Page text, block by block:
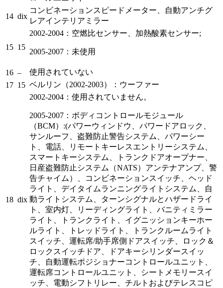
14 dix
コンビネーションスピードメーター、自動アンチグ
レアインテリアミラー
15 15
2002-2004：空燃比センサー、加熱酸素センサー;
2005-2007：未使用
16 –
使用されていない
17 15 ベルリン（2002-2003）：ウーファー
18 dix
2002-2004：使用されていません。
2005-2007：ボディコントロールモジュール
（BCM）:(パワーウィンドウ、パワードアロック、
サンルーフ、盗難防止警告システム、パワーシー
ト、電話、リモートキーレスエントリーシステム、
スマートキーシステム、トランクドアオープナー、
日産盗難防止システム（NATS）アンテナアンプ、警
告チャイム）、コンビネーションスイッチ、ヘッド
ライト、デイタイムランニングライトシステム、自
動ライトシステム、ターンシグナルとハザードライ
ト、室内灯、リーディングライト、バニティミラー
ライト、トランクライト、イグニッションキーホー
ルライト、トレッドライト、トランクルームライト
スイッチ、運転席/助手席側ドアスイッチ、ロック＆
ロックスイッチドア、ドアキーシリンダースイッ
チ、自動運転ポジショナーコントロールユニット、
運転席コントロールユニット、シートメモリースイ
ッチ、電動シフトリレー、チルトおよびテレスコピ